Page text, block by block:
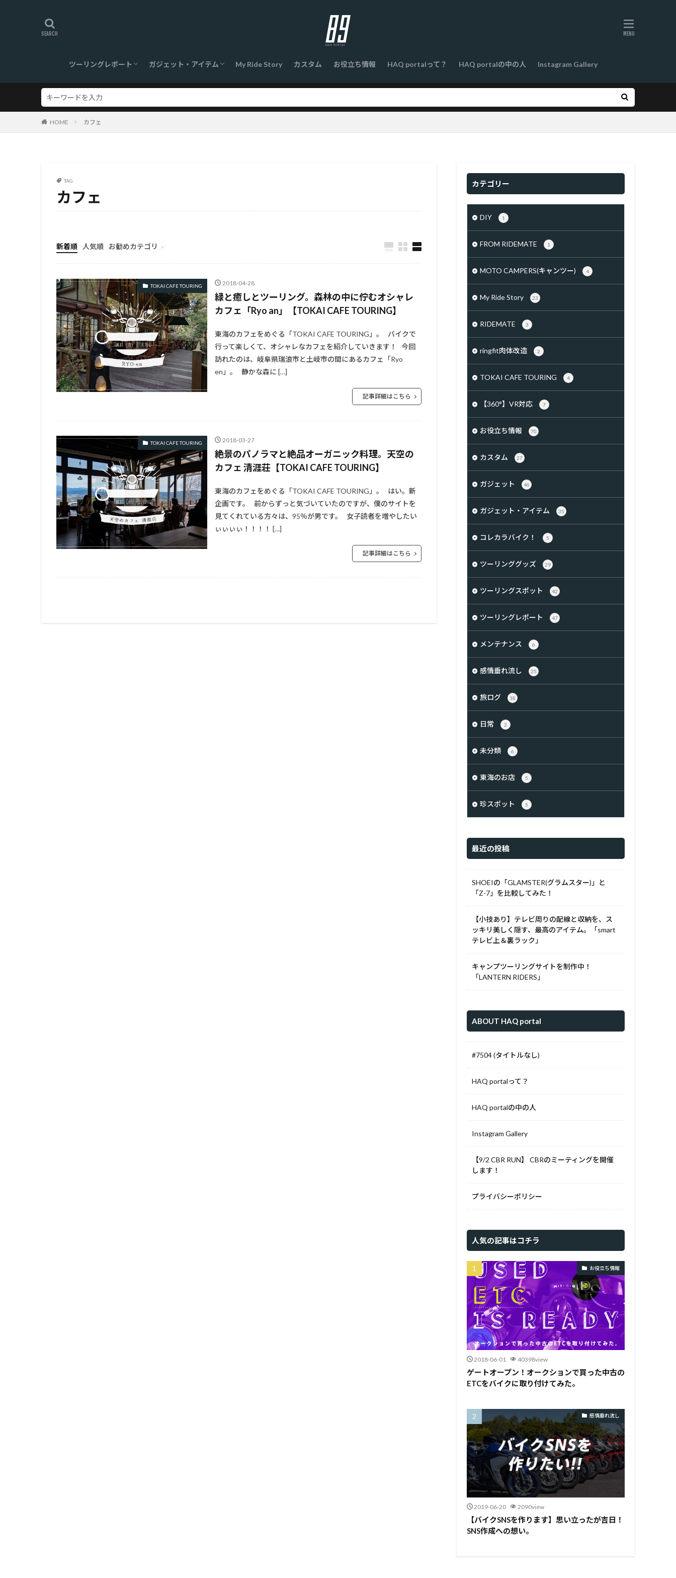
ツーリングレポート
旅ログ
ツーリングスポット
【360°】VR対応
ガジェット・アイテム
ツーリンググッズ
ガジェット
My Ride Story カスタム お役立ち情報 HAQ portalって？ HAQ portalの中の人 Instagram Gallery
HOME カフェ
TAG
カフェ
新着順 人気順
お勧めカテゴリ
TOP
TOKAI CAFE TOURING 2018-04-28
緑と癒しとツーリング。森林の中に佇むオシャレ
カフェ「Ryo an」【TOKAI CAFE TOURING】
東海のカフェをめぐる「TOKAI CAFE TOURING」。 バイクで
行って楽しくて、オシャレなカフェを紹介していきます！ 今回
訪れたのは、岐阜県瑞浪市と土岐市の間にあるカフェ「Ryo
en」。 静かな森に […]
記事詳細はこちら
TOKAI CAFE TOURING 2018-03-27
絶景のパノラマと絶品オーガニック料理。天空の
カフェ 清涯荘【TOKAI CAFE TOURING】
東海のカフェをめぐる「TOKAI CAFE TOURING」。 はい。新
企画です。 前からずっと気づいていたのですが、僕のサイトを
見てくれている方々は、95％が男です。 女子読者を増やしたい
ぃぃぃぃ！！！！ […]
記事詳細はこちら
カテゴリー
DIY 1
FROM RIDEMATE 1
MOTO CAMPERS(キャンツー) 4
My Ride Story 23
RIDEMATE 3
ringfit肉体改造 2
TOKAI CAFE TOURING 4
【360°】VR対応 7
お役立ち情報 70
カスタム 27
ガジェット 46
ガジェット・アイテム 35
コレカラバイク！ 5
ツーリンググッズ 29
ツーリングスポット 42
ツーリングレポート 47
メンテナンス 6
感情垂れ流し 25
旅ログ 18
日常 2
未分類 6
東海のお店 5
珍スポット 5
最近の投稿
SHOEIの「GLAMSTER(グラムスター)」と
「Z-7」を比較してみた！
【小技あり】テレビ周りの配線と収納を、ス
ッキリ美しく隠す、最高のアイテム。「smart
テレビ上＆裏ラック」
キャンプツーリングサイトを制作中！
「LANTERN RIDERS」
ABOUT HAQ portal
#7504 (タイトルなし)
HAQ portalって？
HAQ portalの中の人
Instagram Gallery
【9/2 CBR RUN】 CBRのミーティングを開催
します！
プライバシーポリシー
人気の記事はコチラ
お役立ち情報
2018-06-01 40398view
ゲートオープン！オークションで買った中古の
ETCをバイクに取り付けてみた。
感情垂れ流し
2019-06-20 2090view
【バイクSNSを作ります】思い立ったが吉日！
SNS作成への想い。